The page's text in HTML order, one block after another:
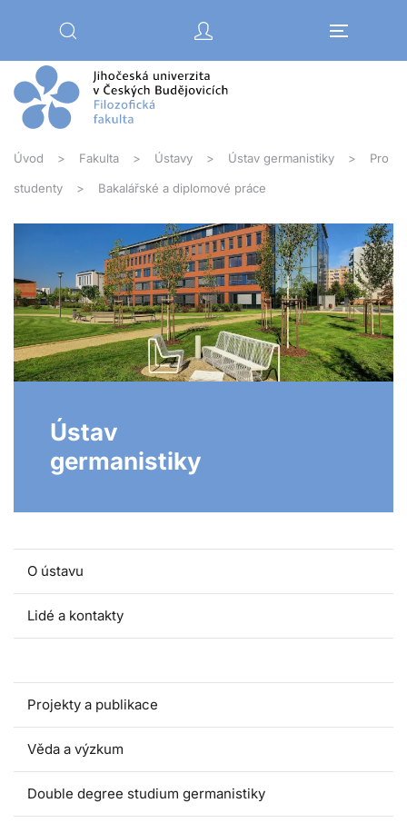
Úvod Fakulta Ústavy Ústav germanistiky Pro
studenty Bakalářské a diplomové práce
Ústav
germanistiky
O ústavu
Lidé a kontakty
Projekty a publikace
Věda a výzkum
Double degree studium germanistiky